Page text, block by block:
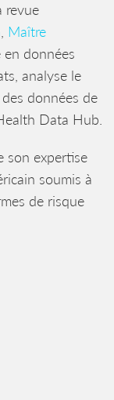
revue
Maître
en données
analyse le
données de
Data Hub.
son expertise
soumis à
de risque